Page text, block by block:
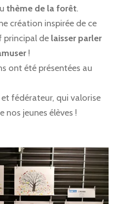
thème de la forêt.
création inspirée de ce
principal de laisser parler
!
ont été présentées au
fédérateur, qui valorise
nos jeunes élèves !